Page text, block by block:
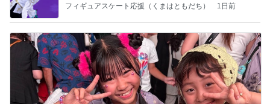
なす
フィギュアスケート応援（くまはともだち） 1日前